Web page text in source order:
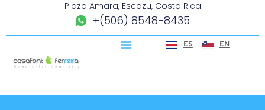
Plaza Amara, Escazu, Costa Rica
+(506) 8548-8435
ES EN